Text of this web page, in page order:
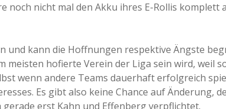
noch nicht mal den Akku ihres E-Rollis komplett
kann die Hoffnungen respektive Ängste
meisten hofierte Verein der Liga sein wird, weil
wenn andere Teams dauerhaft erfolgreich
Es gibt also keine Chance auf Änderung,
erst Kahn und Effenberg verpflichtet.